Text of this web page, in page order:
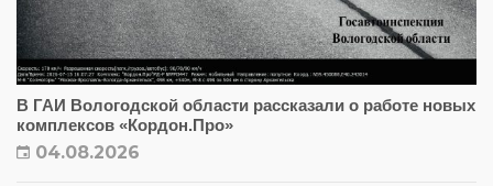
В ГАИ Вологодской области рассказали о работе новых
комплексов «Кордон.Про»
04.08.2026